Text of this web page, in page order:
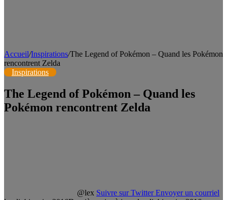
Accueil/Inspirations/The Legend of Pokémon – Quand les Pokémon
rencontrent Zelda
Inspirations
The Legend of Pokémon – Quand les
Pokémon rencontrent Zelda
@lex Suivre sur Twitter Envoyer un courriel